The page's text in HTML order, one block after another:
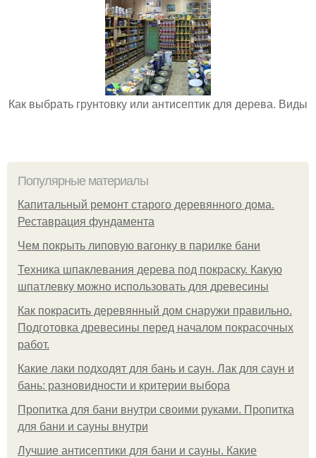
Как выбрать грунтовку или антисептик для дерева. Виды
Популярные материалы
Капитальный ремонт старого деревянного дома.
Реставрация фундамента
Чем покрыть липовую вагонку в парилке бани
Техника шпаклевания дерева под покраску. Какую
шпатлевку можно использовать для древесины
Как покрасить деревянный дом снаружи правильно.
Подготовка древесины перед началом покрасочных
работ.
Какие лаки подходят для бань и саун. Лак для саун и
бань: разновидности и критерии выбора
Пропитка для бани внутри своими руками. Пропитка
для бани и сауны внутри
Лучшие антисептики для бани и сауны. Какие